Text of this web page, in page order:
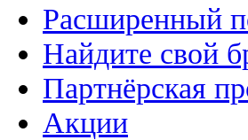
Расширенный
Найдите свой
Партнёрская
Акции